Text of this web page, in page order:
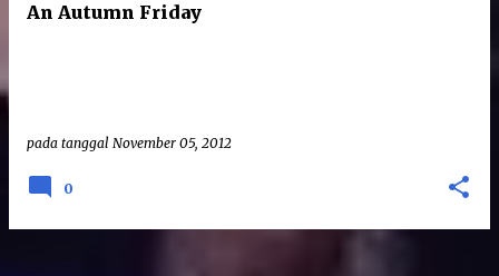
An Autumn Friday
pada tanggal November 05, 2012
0